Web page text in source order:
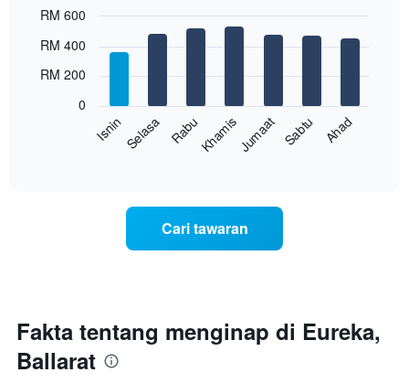
chart
mempunyai
1
paksi
X
graphic.
IsninSelasa RabuKhamisJumaat Sabtu Ahad
0
RM 200
RM 400
RM 600
Cari tawaran
Fakta tentang menginap di Eureka,
Ballarat